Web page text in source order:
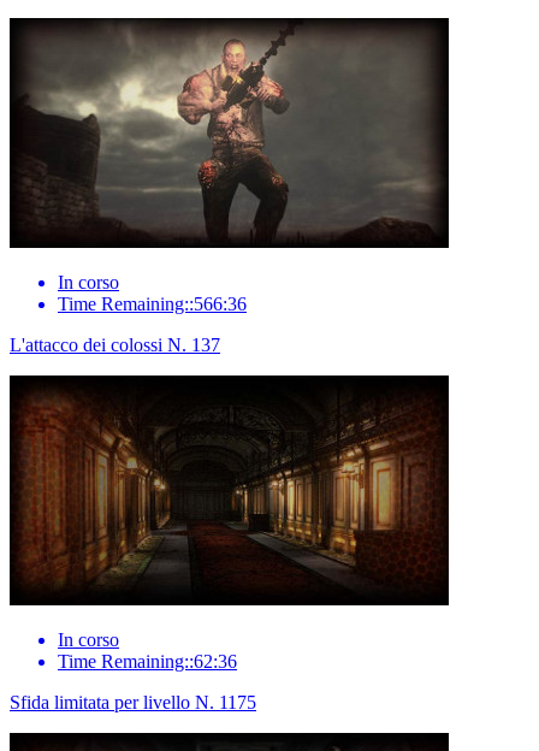
In corso
Time Remaining::566:36
L'attacco dei colossi N. 137
In corso
Time Remaining::62:36
Sfida limitata per livello N. 1175